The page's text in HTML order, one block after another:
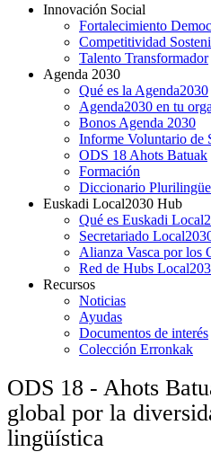
Innovación Social
Fortalecimiento
Competitividad
Talento Transformador
Agenda 2030
Qué es la Agenda2030
Agenda2030 en tu
Bonos Agenda 2030
Informe Voluntario de
ODS 18 Ahots Batuak
Formación
Diccionario Plurilingüe
Euskadi Local2030 Hub
Qué es Euskadi
Secretariado
Alianza Vasca por los
Red de Hubs
Recursos
Noticias
Ayudas
Documentos de interés
Colección Erronkak
ODS 18 - Ahots
global por la
lingüística